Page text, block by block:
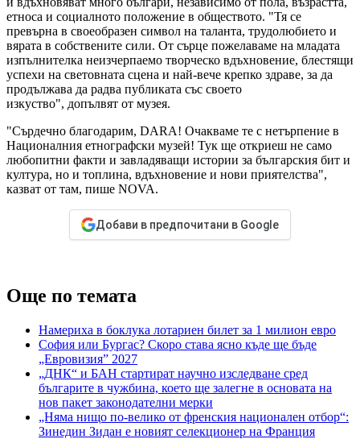
етноса и социалното положение в обществото. "Тя се
превърна в своеобразен символ на таланта, трудолюбието и
вярата в собствените сили. От сърце пожелаваме на младата
изпълнителка неизчерпаемо творческо вдъхновение, блестящи
успехи на световната сцена и най-вече крепко здраве, за да
продължава да радва публиката със своето
изкуство", допълвят от музея.
"Сърдечно благодарим, DARA! Очакваме те с нетърпение в
Националния етнографски музей! Тук ще откриеш не само
любопитни факти и завладяващи истории за българския бит и
култура, но и топлина, вдъхновение и нови приятелства",
казват от там, пише NOVA.
Добави в предпочитани в Google
Още по темата
Намериха в боклука лотариен билет за 1 милион евро
София или Бургас? Скоро става ясно къде ще бъде
„Евровизия” 2027
„ДНК“ и БАН стартират научно изследване сред
българите в чужбина, което ще залегне в основата на
нов пакет законодателни мерки
„Няма нищо по-велико от френския национален отбор“:
Зинедин Зидан е новият селекционер на Франция